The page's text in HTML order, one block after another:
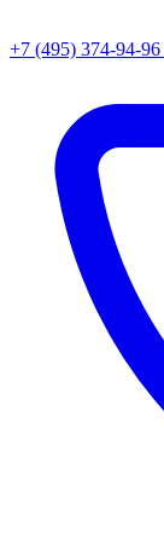
+7 (495) 374-94-96